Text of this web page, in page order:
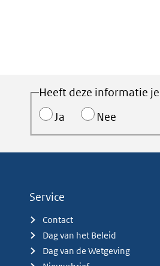
Heeft deze informatie
Ja
Nee
Service
Contact
Dag van het Beleid
Dag van de Wetgeving